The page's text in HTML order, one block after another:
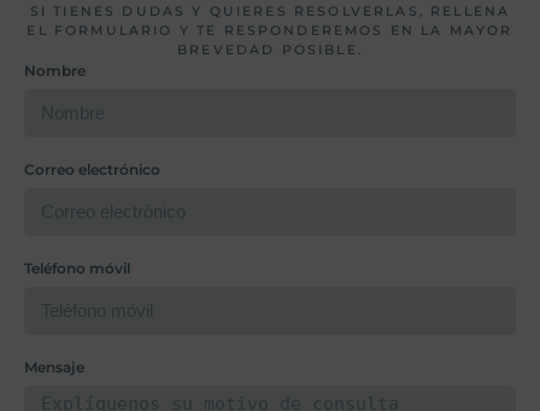
SI TIENES DUDAS Y QUIERES RESOLVERLAS, RELLENA
EL FORMULARIO Y TE RESPONDEREMOS EN LA MAYOR
BREVEDAD POSIBLE.
Nombre
Correo electrónico
Teléfono móvil
Mensaje